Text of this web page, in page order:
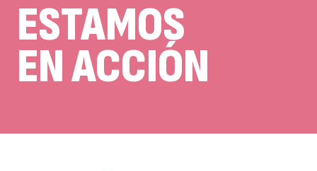
ESTAMOS
EN ACCIÓN